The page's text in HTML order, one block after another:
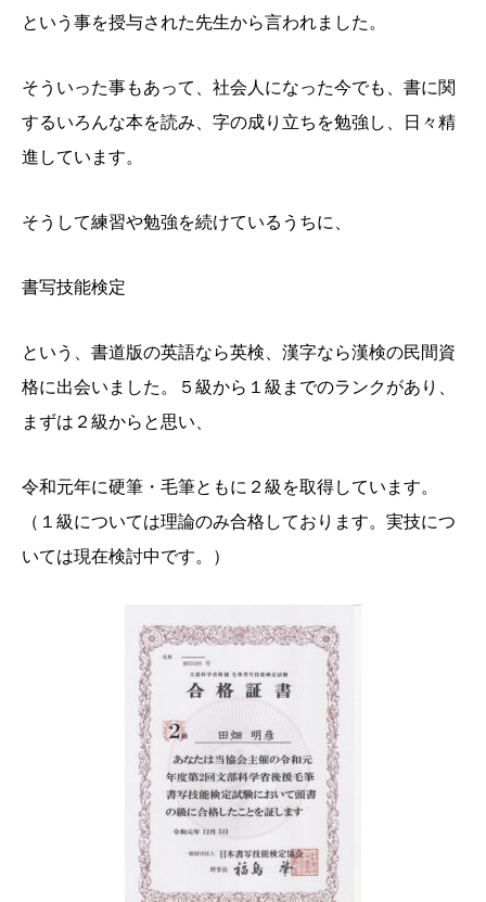
という事を授与された先生から言われました。
そういった事もあって、社会人になった今でも、書に関
するいろんな本を読み、字の成り立ちを勉強し、日々精
進しています。
そうして練習や勉強を続けているうちに、
書写技能検定
という、書道版の英語なら英検、漢字なら漢検の民間資
格に出会いました。５級から１級までのランクがあり、
まずは２級からと思い、
令和元年に硬筆・毛筆ともに２級を取得しています。
（１級については理論のみ合格しております。実技につ
いては現在検討中です。）